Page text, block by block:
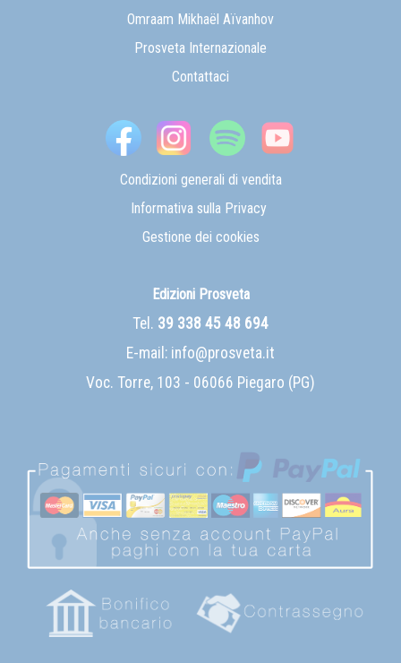
Omraam Mikhaël Aïvanhov
Prosveta Internazionale
Contattaci
Condizioni generali di vendita
Informativa sulla Privacy
Gestione dei cookies
Edizioni Prosveta
Tel. 39 338 45 48 694
E-mail: info@prosveta.it
Voc. Torre, 103 - 06066 Piegaro (PG)